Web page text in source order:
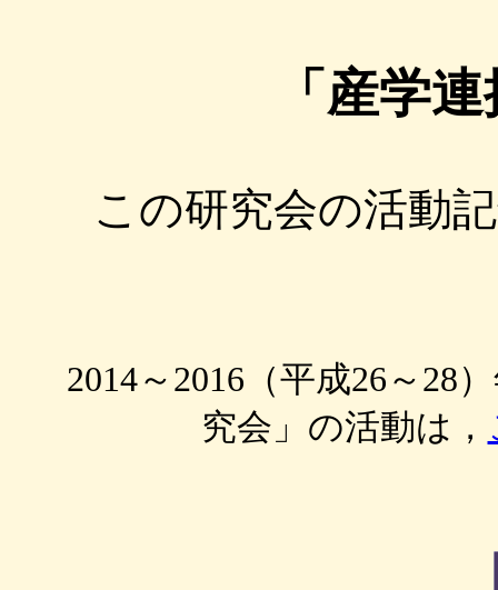
「産学
この研究会の活動
2014～2016（平成26～28
究会」の活動は，